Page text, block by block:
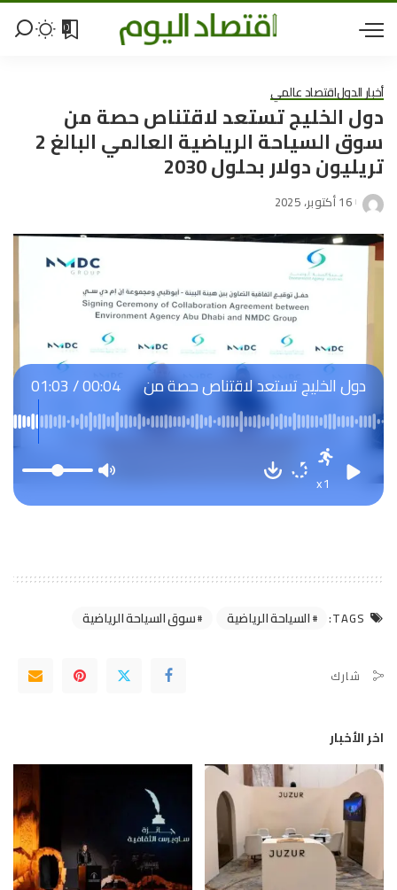
0
أخبار الدولاقتصاد عالمي
دول الخليج تستعد لاقتناص حصة من
سوق السياحة الرياضية العالمي البالغ 2
تريليون دولار بحلول 2030
16 أكتوبر، 2025
دول الخليج تستعد لاقتناص حصة من
سوق السياحة الرياضية العالمي البالغ 2
تريليون دولار بحلول 2030
00:04
/
01:03
x1
TAGS: السياحة الرياضية سوق السياحة الرياضية
شارك
اخر الأخبار